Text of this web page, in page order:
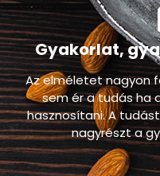
Gyakorlat,
Az elméletet nagyon
sem ér a tudás ha
hasznosítani. A
nagyrészt a